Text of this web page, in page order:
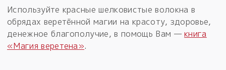
Используйте красные шелковистые волокна в
обрядах веретённой магии на красоту, здоровье,
денежное благополучие, в помощь Вам —книга
«Магия веретена».